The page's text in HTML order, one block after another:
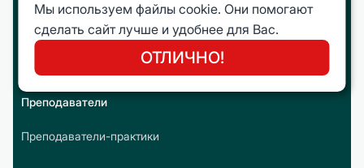
Молодежная Бизнес Лига (МБЛ)
Онлайн курсы
Преподаватели
Преподаватели-практики
Мы используем файлы cookie. Они помогают
сделать сайт лучше и удобнее для Вас.
ОТЛИЧНО!